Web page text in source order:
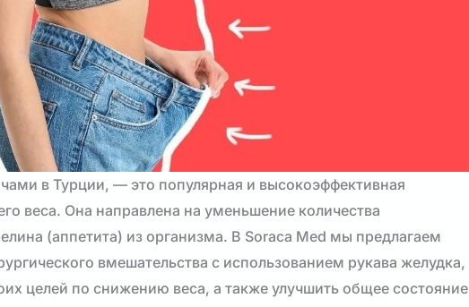
в Турции, — это популярная и высокоэффективная
веса. Она направлена на уменьшение количества
(аппетита) из организма. В Soraca Med мы предлагаем
вмешательства с использованием рукава желудка,
целей по снижению веса, а также улучшить общее состояние